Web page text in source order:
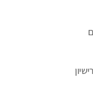
Can We Delay/
Can We